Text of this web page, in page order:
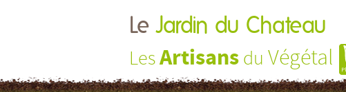
Le Jardin du Chateau
LesArtisans du Végétal